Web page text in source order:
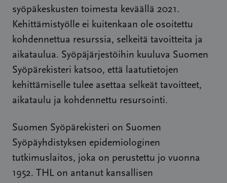
syöpäkeskusten toimesta keväällä 2021.
Kehittämistyölle ei kuitenkaan ole osoitettu
kohdennettua resurssia, selkeitä tavoitteita ja
aikataulua. Syöpäjärjestöihin kuuluva Suomen
Syöpärekisteri katsoo, että laatutietojen
kehittämiselle tulee asettaa selkeät tavoitteet,
aikataulu ja kohdennettu resursointi.
Suomen Syöpärekisteri on Suomen
Syöpäyhdistyksen epidemiologinen
tutkimuslaitos, joka on perustettu jo vuonna
1952. THL on antanut kansallisen